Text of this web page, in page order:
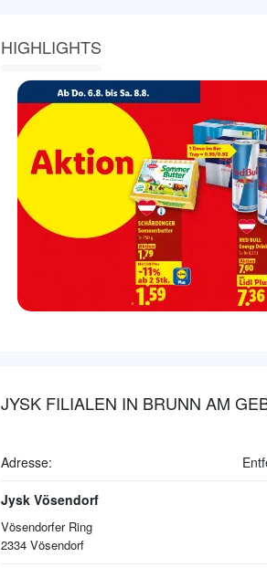
HIGHLIGHTS
JYSK FILIALEN IN BRUNN AM
Adresse:
Jysk Vösendorf
Vösendorfer Ring
2334 Vösendorf